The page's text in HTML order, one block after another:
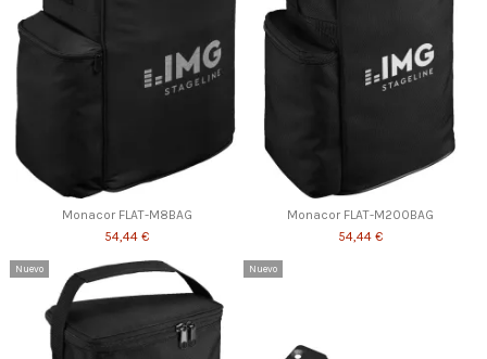
Monacor FLAT-M8BAG
54,44 €
Monacor FLAT-M200BAG
54,44 €
Nuevo Nuevo